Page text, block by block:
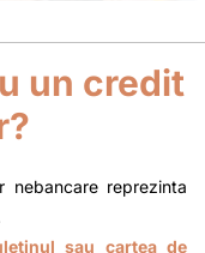
un credit
nebancare reprezinta
sau cartea de